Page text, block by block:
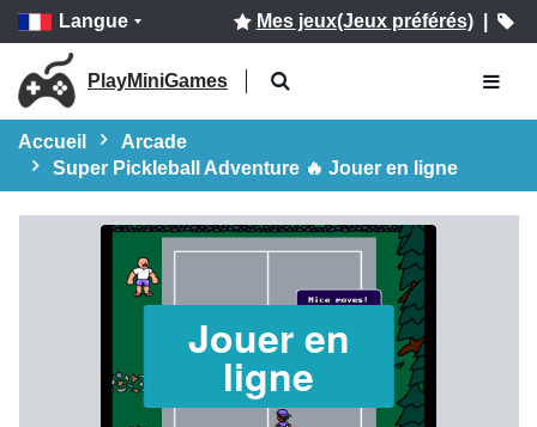
Langue Mes jeux(Jeux préférés)|
PlayMiniGames
Accueil
Arcade
Super Pickleball Adventure 🔥 Jouer en ligne
Jouer en
ligne